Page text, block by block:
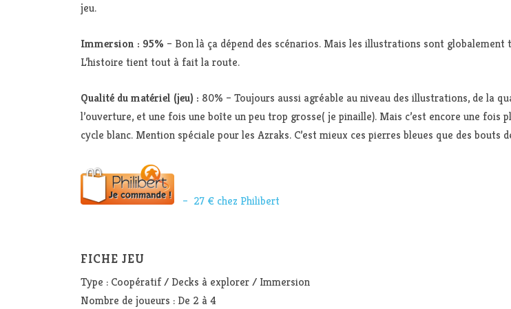
jeu.
Immersion : 95% – Bon là ça dépend des scénarios. Mais les illustrations sont
L’histoire tient tout à fait la route.
Qualité du matériel (jeu) : 80% – Toujours aussi agréable au niveau des illustrations, de la
l’ouverture, et une fois une boîte un peu trop grosse( je pinaille). Mais c’est encore une
cycle blanc. Mention spéciale pour les Azraks. C’est mieux ces pierres bleues que des bouts
– 27 € chez Philibert
FICHE JEU
Type : Coopératif / Decks à explorer / Immersion
Nombre de joueurs : De 2 à 4